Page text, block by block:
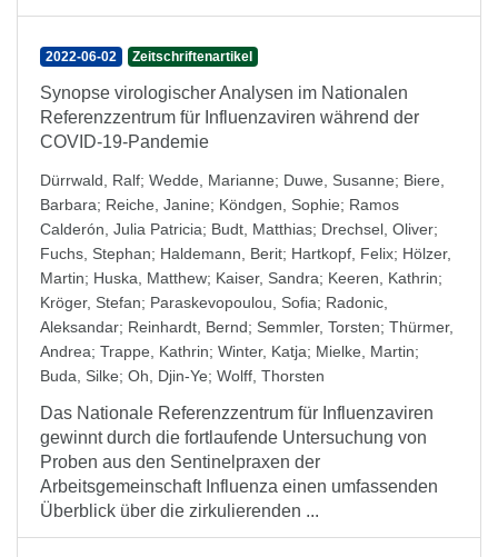
2022-06-02 Zeitschriftenartikel
Synopse virologischer Analysen im Nationalen
Referenzzentrum für Influenzaviren während der
COVID-19-Pandemie
Dürrwald, Ralf; Wedde, Marianne; Duwe, Susanne; Biere,
Barbara; Reiche, Janine; Köndgen, Sophie; Ramos
Calderón, Julia Patricia; Budt, Matthias; Drechsel, Oliver;
Fuchs, Stephan; Haldemann, Berit; Hartkopf, Felix; Hölzer,
Martin; Huska, Matthew; Kaiser, Sandra; Keeren, Kathrin;
Kröger, Stefan; Paraskevopoulou, Sofia; Radonic,
Aleksandar; Reinhardt, Bernd; Semmler, Torsten; Thürmer,
Andrea; Trappe, Kathrin; Winter, Katja; Mielke, Martin;
Buda, Silke; Oh, Djin-Ye; Wolff, Thorsten
Das Nationale Referenzzentrum für Influenzaviren
gewinnt durch die fortlaufende Untersuchung von
Proben aus den Sentinelpraxen der
Arbeitsgemeinschaft Influenza einen umfassenden
Überblick über die zirkulierenden ...